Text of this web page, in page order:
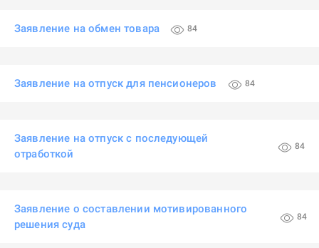
Заявление на обмен товара 84
Заявление на отпуск для пенсионеров 84
Заявление на отпуск с последующей
отработкой
84
Заявление о составлении мотивированного
решения суда
84